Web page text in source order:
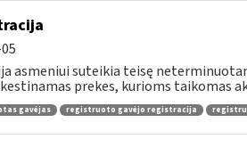
asmeniui suteikia teisę
prekes, kurioms taikomas
gavėjas registruoto gavėjo registracija